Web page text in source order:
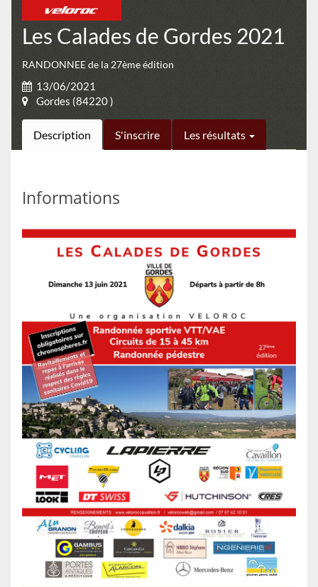
Les Calades de Gordes 2021
RANDONNEE de la 27ème édition
13/06/2021
Gordes (84220 )
Description S'inscrire Les résultats
Informations